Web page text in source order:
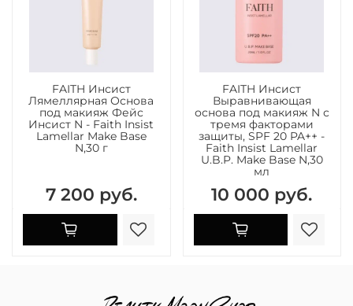
FAITH Инсист
Лямеллярная Основа
под макияж Фейс
Инсист N - Faith Insist
Lamellar Make Base
N,30 г
7 200 руб.
FAITH Инсист
Выравнивающая
основа под макияж N с
тремя факторами
защиты, SPF 20 PA++ -
Faith Insist Lamellar
U.B.P. Make Base N,30
мл
10 000 руб.